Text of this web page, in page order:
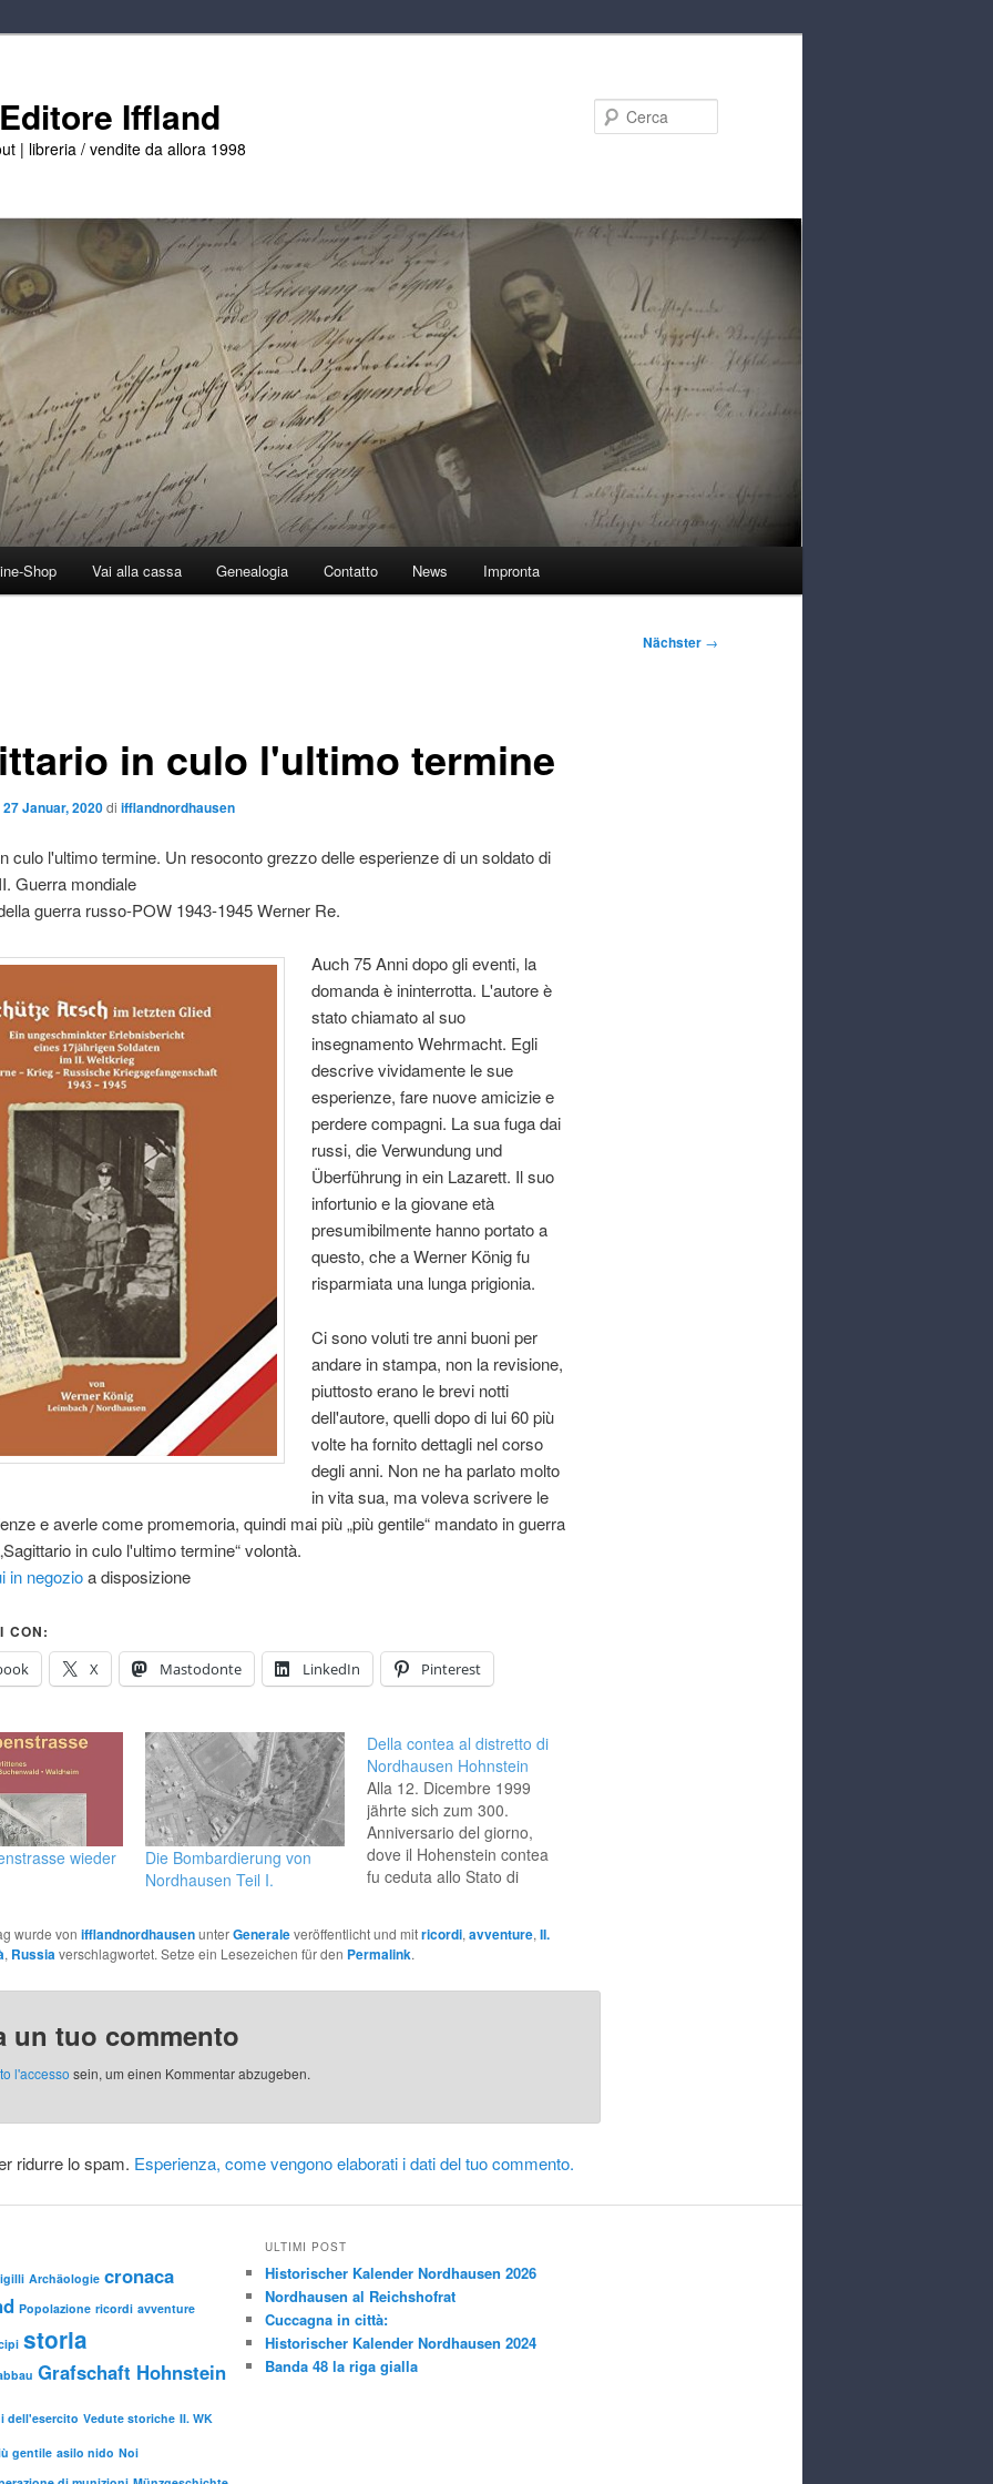
Iffland
| libreria / vendite da allora 1998
Shop Vai alla cassa Genealogia Contatto News Impronta
Nächster →
in culo l'ultimo termine
27 Januar, 2020di ifflandnordhausen
culo l'ultimo termine. Un resoconto grezzo delle esperienze di un soldato di
Guerra mondiale
guerra russo-POW 1943-1945 Werner Re.
Auch 75 Anni dopo gli eventi, la
domanda è ininterrotta. L'autore è
stato chiamato al suo
insegnamento Wehrmacht. Egli
descrive vividamente le sue
esperienze, fare nuove amicizie e
perdere compagni. La sua fuga dai
russi, die Verwundung und
Überführung in ein Lazarett. Il suo
infortunio e la giovane età
presumibilmente hanno portato a
questo, che a Werner König fu
risparmiata una lunga prigionia.
Ci sono voluti tre anni buoni per
andare in stampa, non la revisione,
piuttosto erano le brevi notti
dell'autore, quelli dopo di lui 60 più
volte ha fornito dettagli nel corso
degli anni. Non ne ha parlato molto
in vita sua, ma voleva scrivere le
e averle come promemoria, quindi mai più „più gentile“ mandato in guerra
in culo l'ultimo termine“ volontà.
in negozioa disposizione
CON:
X Mastodonte LinkedIn Pinterest
wieder
Die Bombardierung von
Nordhausen Teil I.
Della contea al distretto di
Nordhausen Hohnstein
Alla 12. Dicembre 1999
jährte sich zum 300.
Anniversario del giorno,
dove il Hohenstein contea
fu ceduta allo Stato di
Anlaß sein, einen kleinen
geschichtlichen Abriß der
Grafschaft Hohenstein, dem
wurde von ifflandnordhausenunterGeneraleveröffentlicht und mitricordi, avventure, II.
, Russiaverschlagwortet. Setze ein Lesezeichen für den Permalink.
un tuo commento
l'accesso sein,um einen Kommentar abzugeben.
ridurre lo spam. Esperienza, come vengono elaborati i dati del tuo commento.
Archäologie cronaca
Popolazione ricordi avventure
storia
Grafschaft Hohnstein
dell'esercito Vedute storiche II. WK
gentile asilo nido Noi
ULTIMI POST
Historischer Kalender Nordhausen 2026
Nordhausen al Reichshofrat
Cuccagna in città:
Historischer Kalender Nordhausen 2024
Banda 48 la riga gialla